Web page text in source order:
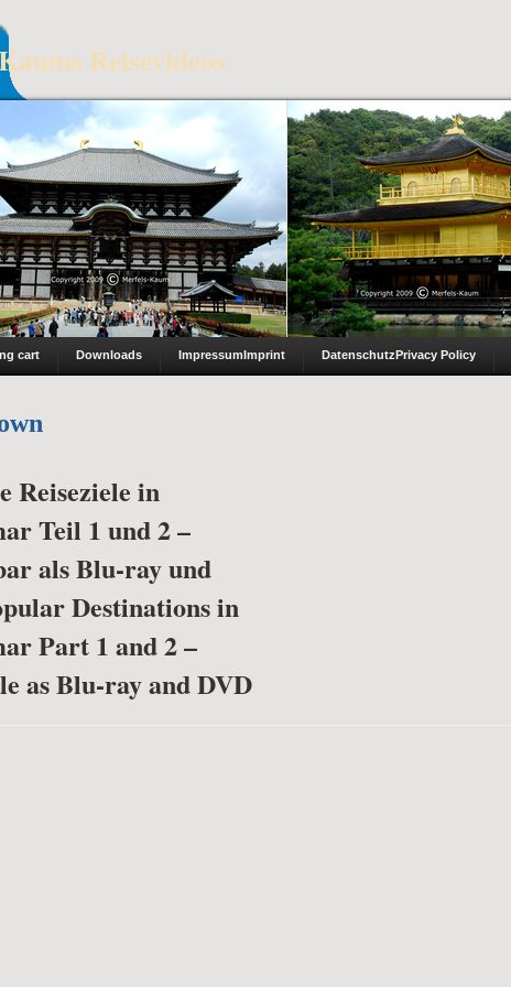
Reisevideos
cart Downloads ImpressumImprint DatenschutzPrivacy Policy
Reiseziele in
Teil 1 und 2 –
als Blu-ray und
Destinations in
Part 1 and 2 –
as Blu-ray and DVD